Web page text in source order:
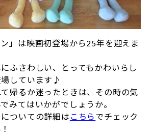
ン」は映画初登場から25年を迎えま
ふさわしい、とってもかわいらし
しています♪
帰るか迷ったときは、その時の気
みてはいかがでしょうか。
ついての詳細は こちら でチェック